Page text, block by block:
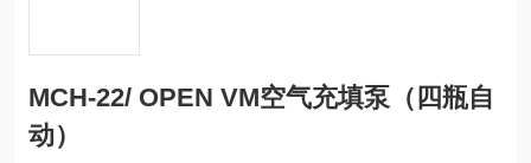
MCH-22/ OPEN VM空气充填泵（四瓶自
动）